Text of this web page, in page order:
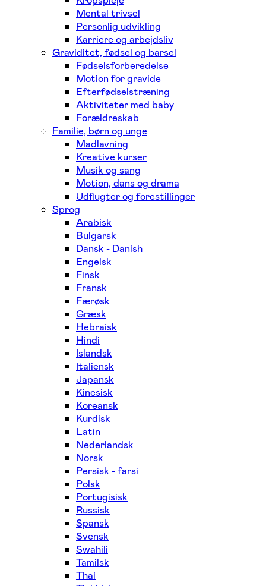
Mental trivsel
Personlig udvikling
Karriere og arbejdsliv
Graviditet, fødsel og barsel
Fødselsforberedelse
Motion for gravide
Efterfødselstræning
Aktiviteter med baby
Forældreskab
Familie, børn og unge
Madlavning
Kreative kurser
Musik og sang
Motion, dans og drama
Udflugter og forestillinger
Sprog
Arabisk
Bulgarsk
Dansk - Danish
Engelsk
Finsk
Fransk
Færøsk
Græsk
Hebraisk
Hindi
Islandsk
Italiensk
Japansk
Kinesisk
Koreansk
Kurdisk
Latin
Nederlandsk
Norsk
Persisk - farsi
Polsk
Portugisisk
Russisk
Spansk
Svensk
Swahili
Tamilsk
Thai